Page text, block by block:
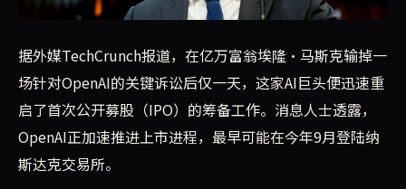
在马斯克输掉威胁OpenAI结构、领导层与财务的诉讼后仅
据外媒TechCrunch报道，在亿万富翁埃隆·马斯克输掉一
场针对OpenAI的关键诉讼后仅一天，这家AI巨头便迅速重
启了首次公开募股（IPO）的筹备工作。消息人士透露，
OpenAI正加速推进上市进程，最早可能在今年9月登陆纳
斯达克交易所。